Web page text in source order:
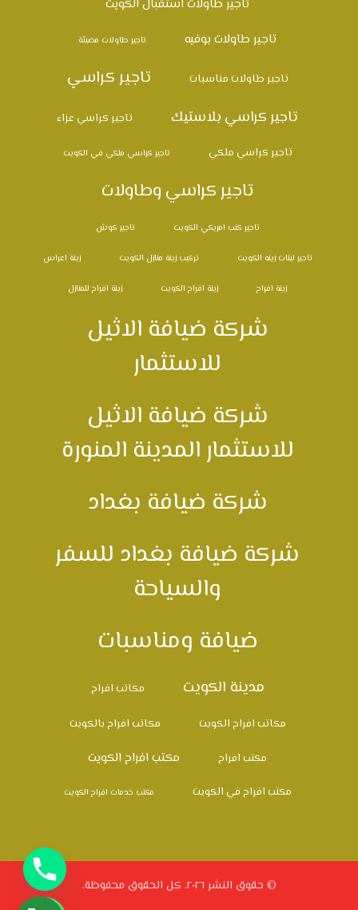
تاجير طاولات استقبال الكويت
تاجير طاولات بوفيه
تاجير طاولات مضيئة
تاجير طاولات مناسبات تاجير كراسي
تاجير كراسي بلاستيك تاجير كراسي عزاء
تاجير كراسي ملكي تاجير كراسي ملكي في الكويت
تاجير كراسي وطاولات
تاجير كنب امريكي الكويت تاجير كوش
تاجير ليتات زينه الكويت تركيب زينة منازل الكويت زينة اعراس
زينة افراح زينة افراح الكويت زينة افراح للمنازل
شركة ضيافة الاثيل
للاستثمار
شركة ضيافة الاثيل
للاستثمار المدينة المنورة
شركة ضيافة بغداد
شركة ضيافة بغداد للسفر
والسياحة
ضيافة ومناسبات
مدينة الكويت مكاتب افراح
مكاتب افراح الكويت مكاتب افراح بالكويت
مكتب افراح مكتب افراح الكويت
مكتب افراح في الكويت مكتب خدمات افراح الكويت
© حقوق النشر ٢٠٢٦. كل الحقوق محفوظة.